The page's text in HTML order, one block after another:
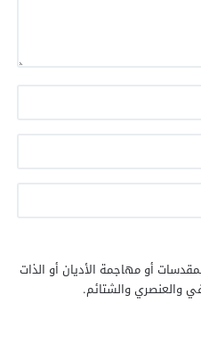
أو مهاجمة الأديان أو الذات
والعنصري والشتائم.